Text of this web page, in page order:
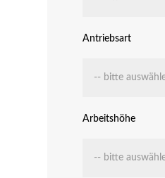
Antriebsart
Arbeitshöhe